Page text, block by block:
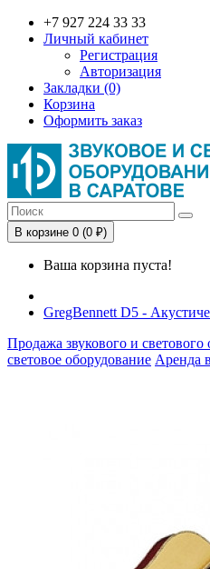
+7 927 224 33 33
Личный кабинет
Регистрация
Авторизация
Закладки (0)
Корзина
Оформить заказ
В корзине 0 (0 ₽)
Ваша корзина пуста!
GregBennett D5 -
Продажа звукового и светового
световое оборудование Аренда